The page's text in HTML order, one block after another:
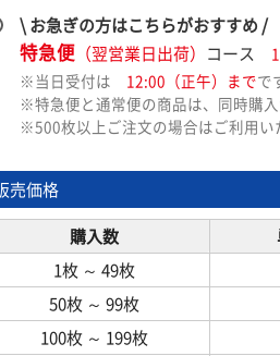
\ お急ぎの方はこちらがおすすめ /
特急便（翌営業日出荷） コース
※当日受付は 12:00（正午）までで
※特急便と通常便の商品は、同時購入
※500枚以上ご注文の場合はご利用い
売価格
購入数
1枚 ～ 49枚
50枚 ～ 99枚
100枚 ～ 199枚